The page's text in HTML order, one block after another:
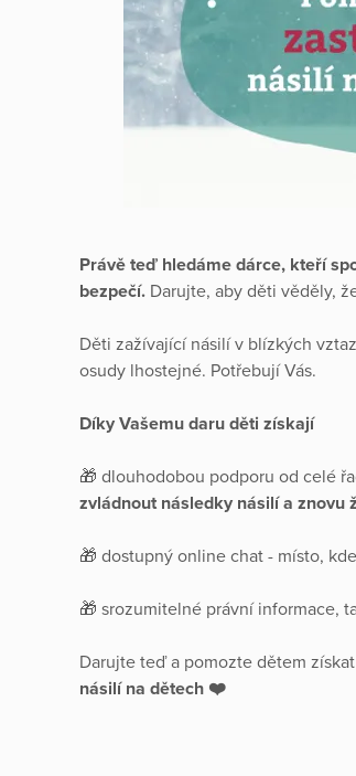
Právě teď hledáme dárce, kteří
bezpečí. Darujte, aby děti věděly,
Děti zažívající násilí v blízkých
osudy lhostejné. Potřebují Vás.
Díky Vašemu daru děti získají
🎁 dlouhodobou podporu od celé
zvládnout následky násilí a znovu
🎁 dostupný online chat - místo,
🎁 srozumitelné právní informace,
Darujte teď a pomozte dětem
násilí na dětech ❤️